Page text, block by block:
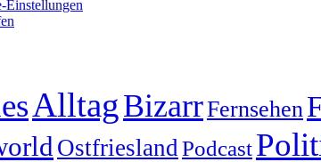
Einstellungen
AlltagBizarrFernsehen
Ostfriesland Podcast